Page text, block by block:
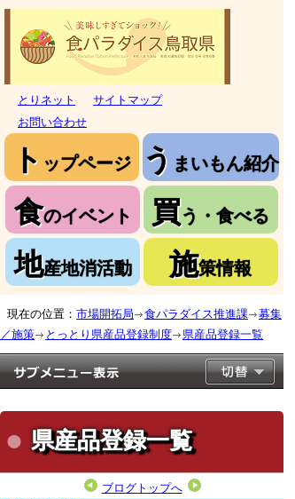
とりネット
サイトマップ
お問い合わせ
ト ップページ う まいもん紹介
食のイベント 買う・食べる
地産地消活動 施策情報
現在の位置： 市場開拓局 食パラダイス推進課
募集
／施策
とっとり県産品登録制度 県産品登録一覧
県産品登録一覧
ブログトップへ